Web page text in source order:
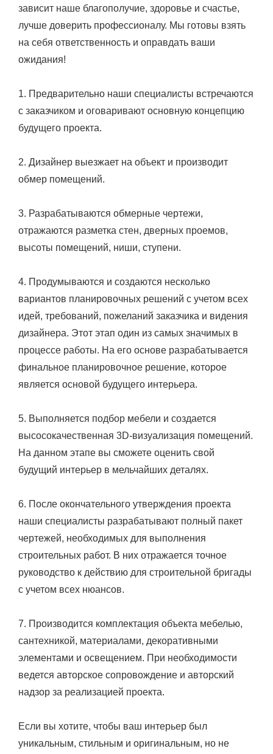
зависит наше благополучие, здоровье и счастье,
лучше доверить профессионалу. Мы готовы взять
на себя ответственность и оправдать ваши
ожидания!
1. Предварительно наши специалисты встречаются
с заказчиком и оговаривают основную концепцию
будущего проекта.
2. Дизайнер выезжает на объект и производит
обмер помещений.
3. Разрабатываются обмерные чертежи,
отражаются разметка стен, дверных проемов,
высоты помещений, ниши, ступени.
4. Продумываются и создаются несколько
вариантов планировочных решений с учетом всех
идей, требований, пожеланий заказчика и видения
дизайнера. Этот этап один из самых значимых в
процессе работы. На его основе разрабатывается
финальное планировочное решение, которое
является основой будущего интерьера.
5. Выполняется подбор мебели и создается
высосокачественная 3D-визуализация помещений.
На данном этапе вы сможете оценить свой
будущий интерьер в мельчайших деталях.
6. После окончательного утверждения проекта
наши специалисты разрабатывают полный пакет
чертежей, необходимых для выполнения
строительных работ. В них отражается точное
руководство к действию для строительной бригады
с учетом всех нюансов.
7. Производится комплектация объекта мебелью,
сантехникой, материалами, декоративными
элементами и освещением. При необходимости
ведется авторское сопровождение и авторский
надзор за реализацией проекта.
Если вы хотите, чтобы ваш интерьер был
уникальным, стильным и оригинальным, но не